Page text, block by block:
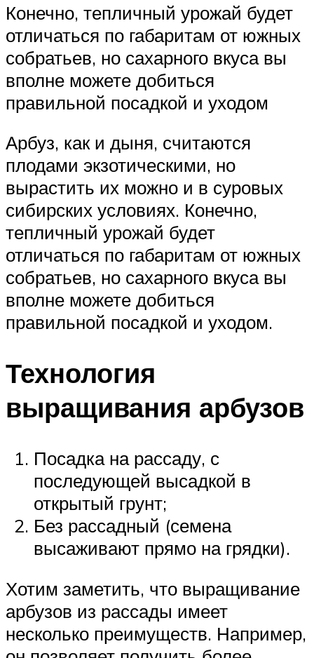
Конечно, тепличный урожай будет
отличаться по габаритам от южных
собратьев, но сахарного вкуса вы
вполне можете добиться
правильной посадкой и уходом
Арбуз, как и дыня, считаются
плодами экзотическими, но
вырастить их можно и в суровых
сибирских условиях. Конечно,
тепличный урожай будет
отличаться по габаритам от южных
собратьев, но сахарного вкуса вы
вполне можете добиться
правильной посадкой и уходом.
Технология
выращивания арбузов
Посадка на рассаду, с
последующей высадкой в
открытый грунт;
Без рассадный (семена
высаживают прямо на грядки).
Хотим заметить, что выращивание
арбузов из рассады имеет
несколько преимуществ. Например,